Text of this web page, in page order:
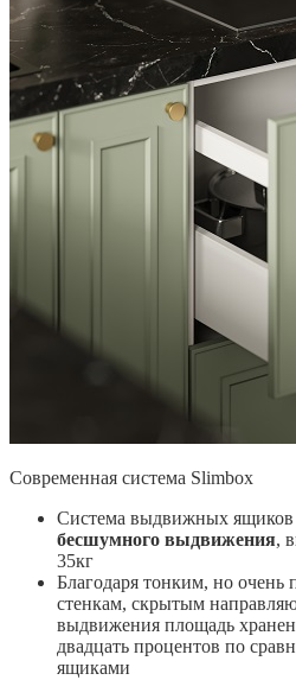
Современная система Slimbox
Система выдвижных ящиков
бесшумного выдвижения,
35кг
Благодаря тонким, но
стенкам, скрытым
выдвижения площадь
двадцать процентов по
ящиками